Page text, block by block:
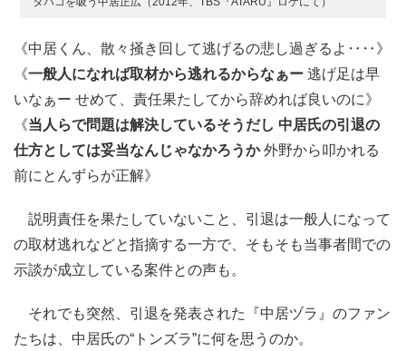
《中居くん、散々掻き回して逃げるの悲し過ぎるよ‥‥》
《一般人になれば取材から逃れるからなぁー 逃げ足は早
いなぁー せめて、責任果たしてから辞めれば良いのに》
《当人らで問題は解決しているそうだし 中居氏の引退の
仕方としては妥当なんじゃなかろうか外野から叩かれる
前にとんずらが正解》
説明責任を果たしていないこと、引退は一般人になって
の取材逃れなどと指摘する一方で、そもそも当事者間での
示談が成立している案件との声も。
それでも突然、引退を発表された『中居ヅラ』のファン
たちは、中居氏の“トンズラ”に何を思うのか。